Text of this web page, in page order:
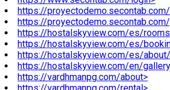
https://
https://
https://hostalskyview.com/es/
https://hostalskyview.com/es/
https://hostalskyview.com/es/
https://hostalskyview.com/en/
https://vardhmanpg.com/about>